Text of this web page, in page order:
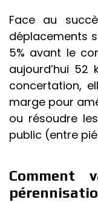
Face au
déplacements
5% avant le
aujourd’hui 52
concertation,
marge pour
ou résoudre
public (entre
Comment